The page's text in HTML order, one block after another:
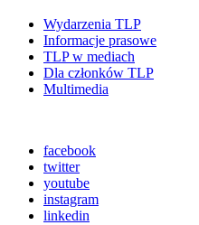
Wydarzenia TLP
Informacje prasowe
TLP w mediach
Dla członków TLP
Multimedia
facebook
twitter
youtube
instagram
linkedin